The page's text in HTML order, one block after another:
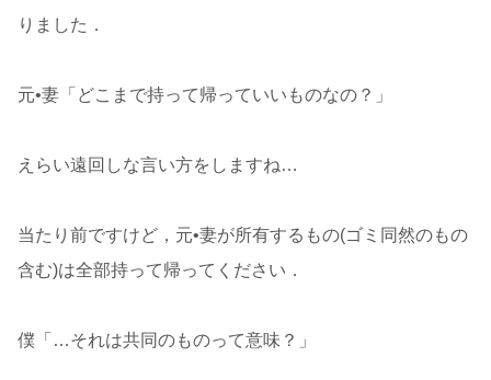
りました．
元•妻「どこまで持って帰っていいものなの？」
えらい遠回しな言い方をしますね…
当たり前ですけど，元•妻が所有するもの(ゴミ同然のもの
含む)は全部持って帰ってください．
僕「…それは共同のものって意味？」